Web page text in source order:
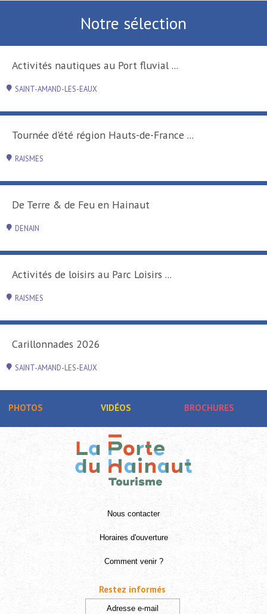
Notre sélection
Activités nautiques au Port fluvial ...
SAINT-AMAND-LES-EAUX
Tournée d'été région Hauts-de-France ...
RAISMES
De Terre & de Feu en Hainaut
DENAIN
Activités de loisirs au Parc Loisirs ...
RAISMES
Carillonnades 2026
SAINT-AMAND-LES-EAUX
PHOTOS VIDÉOS BROCHURES
Nous contacter
Horaires d'ouverture
Comment venir ?
Restez informés